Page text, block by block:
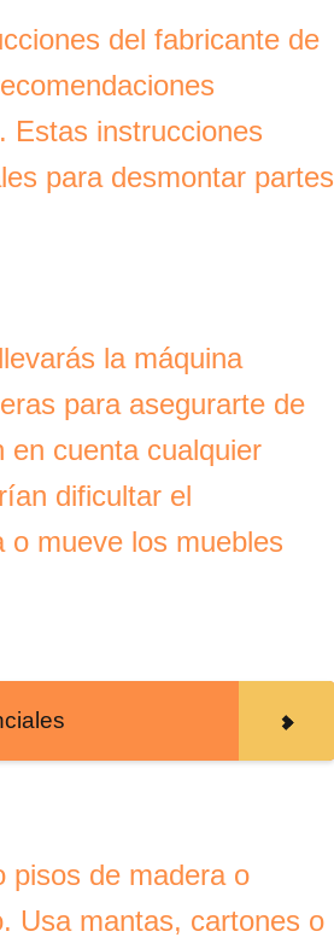
del fabricante de
Estas instrucciones
para desmontar partes
la máquina
para asegurarte de
en cuenta cualquier
dificultar el
mueve los muebles
pisos de madera o
Usa mantas, cartones o